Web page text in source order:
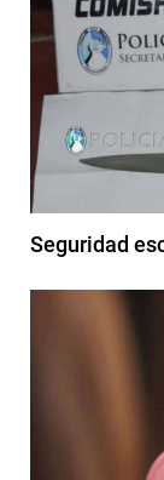
Seguridad